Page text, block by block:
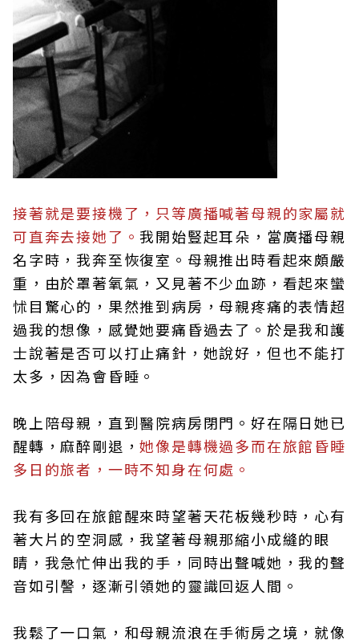
接著就是要接機了，只等廣播喊著母親的家屬就
可直奔去接她了。我開始豎起耳朵，當廣播母親
名字時，我奔至恢復室。母親推出時看起來頗嚴
重，由於罩著氧氣，又見著不少血跡，看起來蠻
怵目驚心的，果然推到病房，母親疼痛的表情超
過我的想像，感覺她要痛昏過去了。於是我和護
士說著是否可以打止痛針，她說好，但也不能打
太多，因為會昏睡。
晚上陪母親，直到醫院病房閉門。好在隔日她已
醒轉，麻醉剛退，她像是轉機過多而在旅館昏睡
多日的旅者，一時不知身在何處。
我有多回在旅館醒來時望著天花板幾秒時，心有
著大片的空洞感，我望著母親那縮小成縫的眼
睛，我急忙伸出我的手，同時出聲喊她，我的聲
音如引謦，逐漸引領她的靈識回返人間。
我鬆了一口氣，和母親流浪在手術房之境，就像